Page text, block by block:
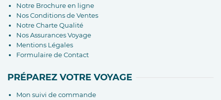
Notre Brochure en ligne
Nos Conditions de Ventes
Notre Charte Qualité
Nos Assurances Voyage
Mentions Légales
Formulaire de Contact
PRÉPAREZ VOTRE VOYAGE
Mon suivi de commande